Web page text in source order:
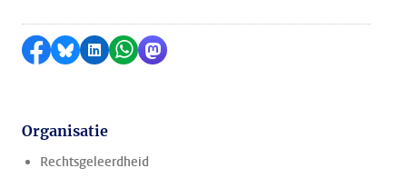
Delen op Facebook
Delen via Bluesky
Delen op LinkedIn
Delen via WhatsApp
Delen via Mastodon
Organisatie
Rechtsgeleerdheid